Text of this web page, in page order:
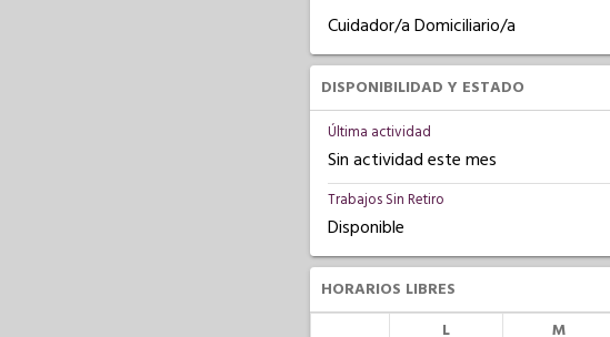
Cuidador/a Domiciliario/a
DISPONIBILIDAD Y ESTADO
Última actividad
Sin actividad este mes
Trabajos Sin Retiro
Disponible
HORARIOS LIBRES
L
M